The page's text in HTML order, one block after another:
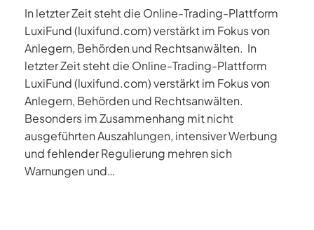
In letzter Zeit steht die Online-Trading-Plattform
LuxiFund (luxifund.com) verstärkt im Fokus von
Anlegern, Behörden und Rechtsanwälten. In
letzter Zeit steht die Online-Trading-Plattform
LuxiFund (luxifund.com) verstärkt im Fokus von
Anlegern, Behörden und Rechtsanwälten.
Besonders im Zusammenhang mit nicht
ausgeführten Auszahlungen, intensiver Werbung
und fehlender Regulierung mehren sich
Warnungen und…